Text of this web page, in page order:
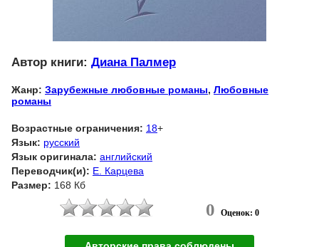
Автор книги: Диана Палмер
Жанр: Зарубежные любовные романы, Любовные
романы
Возрастные ограничения: 18+
Язык: русский
Язык оригинала: английский
Переводчик(и): Е. Карцева
Размер: 168 Кб
0 Оценок: 0